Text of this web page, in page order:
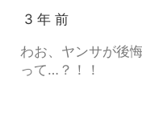
3 年 前
わお、ヤンサが後
って…？！！